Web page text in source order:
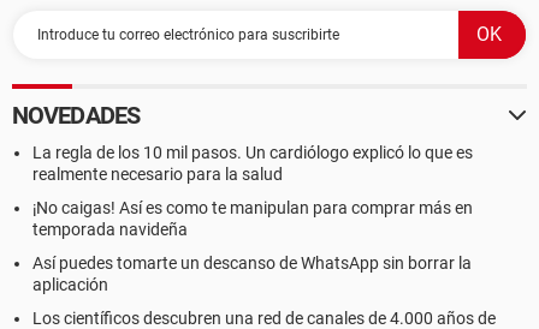
NOVEDADES
La regla de los 10 mil pasos. Un cardiólogo explicó lo que es
realmente necesario para la salud
¡No caigas! Así es como te manipulan para comprar más en
temporada navideña
Así puedes tomarte un descanso de WhatsApp sin borrar la
aplicación
Los científicos descubren una red de canales de 4.000 años de